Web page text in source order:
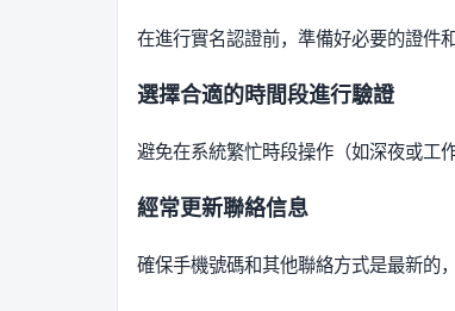
在進行實名認證前，準備好必要的證件
選擇合適的時間段進行驗證
避免在系統繁忙時段操作（如深夜或工
經常更新聯絡信息
確保手機號碼和其他聯絡方式是最新的